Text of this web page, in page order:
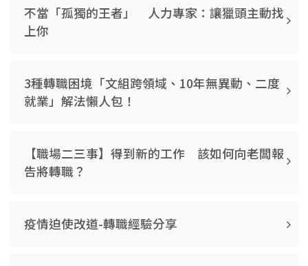
不當「孤獨的王者」 人力專家：讓獵頭主動找
上你
3種轉職困境「文組跨領域、10年無異動、二度
就業」解法懶人包！
【職場二三事】得到新的工作 該如何向老闆報
告將轉職？
疫情迫使改道-轉職經驗分享